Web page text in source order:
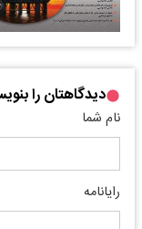
دیدگاهتان را
نام شما
رایانامه